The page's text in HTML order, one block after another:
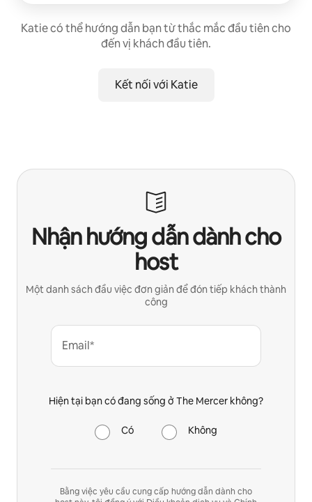
Katie có thể hướng dẫn bạn từ thắc mắc đầu tiên cho
đến vị khách đầu tiên.
Kết nối với Katie
Nhận hướng dẫn dành cho
host
Một danh sách đầu việc đơn giản để đón tiếp khách thành
công
Email*
Hiện tại bạn có đang sống ở The Mercer không?
Có Không
Bằng việc yêu cầu cung cấp hướng dẫn dành cho